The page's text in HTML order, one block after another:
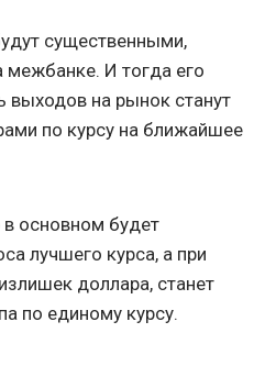
существенными,
И тогда его
выходов на рынок станут
по курсу на ближайшее
в основном будет
лучшего курса, а при
доллара, станет
по единому курсу.